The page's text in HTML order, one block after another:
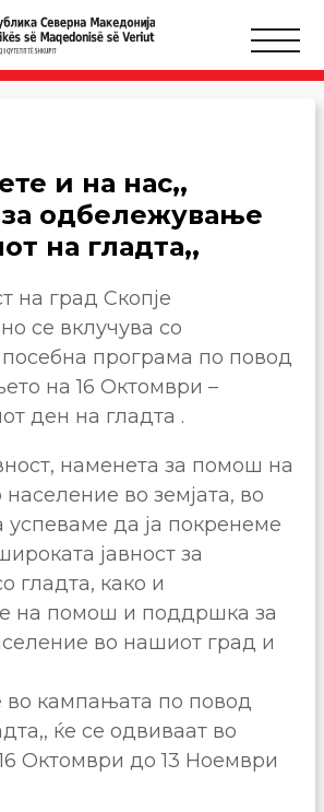
и на нас,,
одбележување
на гладта,,
на град Скопје
се вклучува со
програма по повод
на 16 Октомври –
ден на гладта .
наменета за помош на
население во земјата, во
успеваме да ја покренеме
јавност за
гладта, како и
на помош и поддршка за
во нашиот град и
во кампањата по повод
ќе се одвиваат во
Октомври до 13 Ноември